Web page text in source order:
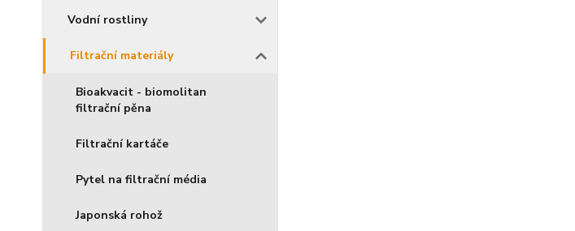
Vodní rostliny
Filtrační materiály
Bioakvacit - biomolitan
filtrační pěna
Filtrační kartáče
Pytel na filtrační média
Japonská rohož